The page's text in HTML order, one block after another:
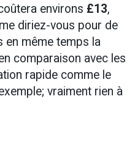
environs £13,
diriez-vous pour de
en même temps la
comparaison avec les
rapide comme le
vraiment rien à